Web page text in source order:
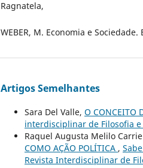
Ragnatela,
WEBER, M. Economia e
Artigos Semelhantes
Sara Del Valle, O CONCEITO
interdisciplinar de Filosofia e
Raquel Augusta Melilo
COMO AÇÃO POLÍTICA ,
Revista Interdisciplinar de